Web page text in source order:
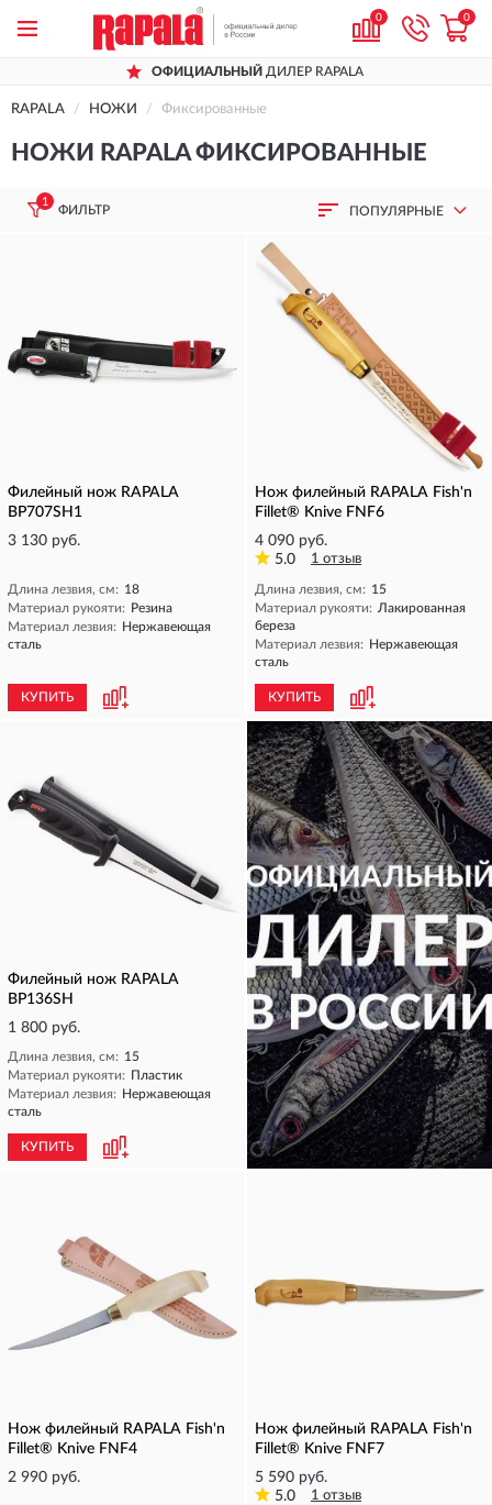
0 0
ДИЛЕР RAPALA
RAPALA НОЖИ Фиксированные
НОЖИ RAPALA ФИКСИРОВАННЫЕ
1
ФИЛЬТР ПОПУЛЯРНЫЕ
Филейный нож RAPALA
BP707SH1
3 130 руб.
Длина лезвия, см: 18
Материал рукояти: Резина
Материал лезвия: Нержавеющая
сталь
КУПИТЬ
Нож филейный RAPALA Fish'n
Fillet® Knive FNF6
4 090 руб.
5.0
1 отзыв
Длина лезвия, см: 15
Материал рукояти: Лакированная
береза
Материал лезвия: Нержавеющая
сталь
КУПИТЬ
Филейный нож RAPALA
BP136SH
1 800 руб.
Длина лезвия, см: 15
Материал рукояти: Пластик
Материал лезвия: Нержавеющая
сталь
КУПИТЬ КУПИТЬ
Нож филейный RAPALA Fish'n
Fillet® Knive FNF4
2 990 руб.
Нож филейный RAPALA Fish'n
Fillet® Knive FNF7
5 590 руб.
5.0
1 отзыв